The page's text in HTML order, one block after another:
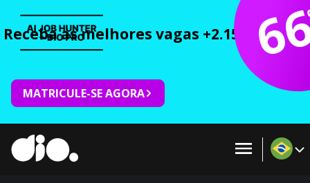
Receba as melhores vagas +2.150 cursos
MATRICULE-SE AGORA